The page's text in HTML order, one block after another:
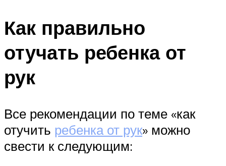
Как правильно
отучать ребенка от
рук
Все рекомендации по теме «как
отучить ребенка от рук» можно
свести к следующим: